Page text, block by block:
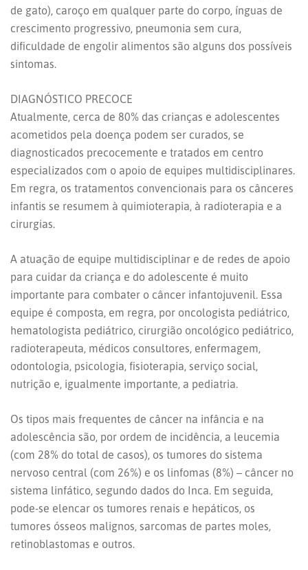
de gato), caroço em qualquer parte do corpo, ínguas de
crescimento progressivo, pneumonia sem cura,
dificuldade de engolir alimentos são alguns dos possíveis
sintomas.
DIAGNÓSTICO PRECOCE
Atualmente, cerca de 80% das crianças e adolescentes
acometidos pela doença podem ser curados, se
diagnosticados precocemente e tratados em centro
especializados com o apoio de equipes multidisciplinares.
Em regra, os tratamentos convencionais para os cânceres
infantis se resumem à quimioterapia, à radioterapia e a
cirurgias.
A atuação de equipe multidisciplinar e de redes de apoio
para cuidar da criança e do adolescente é muito
importante para combater o câncer infantojuvenil. Essa
equipe é composta, em regra, por oncologista pediátrico,
hematologista pediátrico, cirurgião oncológico pediátrico,
radioterapeuta, médicos consultores, enfermagem,
odontologia, psicologia, fisioterapia, serviço social,
nutrição e, igualmente importante, a pediatria.
Os tipos mais frequentes de câncer na infância e na
adolescência são, por ordem de incidência, a leucemia
(com 28% do total de casos), os tumores do sistema
nervoso central (com 26%) e os linfomas (8%) – câncer no
sistema linfático, segundo dados do Inca. Em seguida,
pode-se elencar os tumores renais e hepáticos, os
tumores ósseos malignos, sarcomas de partes moles,
retinoblastomas e outros.